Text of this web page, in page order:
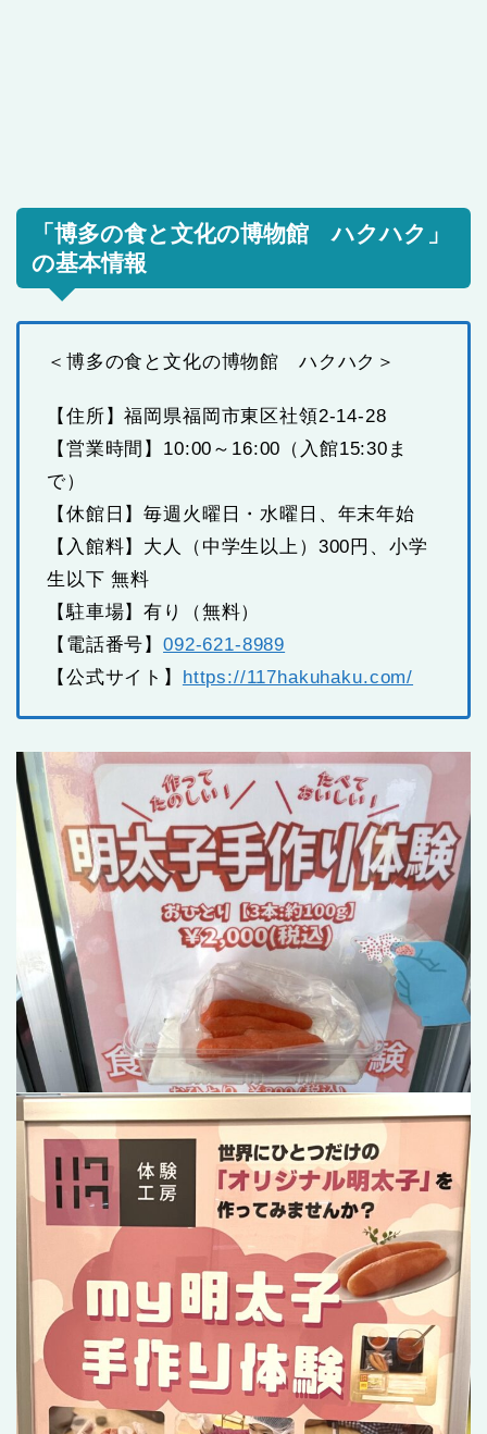
「博多の食と文化の博物館 ハクハク」
の基本情報
＜博多の食と文化の博物館 ハクハク＞
【住所】福岡県福岡市東区社領2-14-28
【営業時間】10:00～16:00（入館15:30ま
で）
【休館日】毎週火曜日・水曜日、年末年始
【入館料】大人（中学生以上）300円、小学
生以下 無料
【駐車場】有り（無料）
【電話番号】092-621-8989
【公式サイト】 https://117hakuhaku.com/